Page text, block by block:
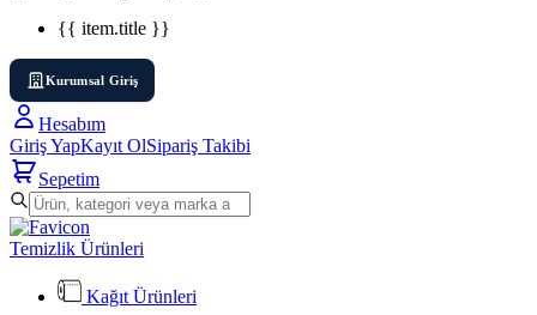
{{ item.title }}
Kurumsal Giriş
Hesabım
Giriş YapKayıt OlSipariş Takibi
Sepetim
Temizlik Ürünleri
Kağıt Ürünleri